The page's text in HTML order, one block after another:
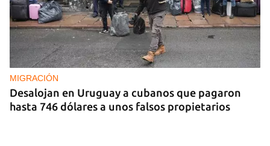
MIGRACIÓN
Desalojan en Uruguay a cubanos que pagaron
hasta 746 dólares a unos falsos propietarios